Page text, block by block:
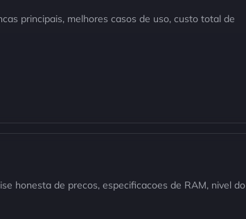
principais, melhores casos de uso, custo total de
honesta de precos, especificacoes de RAM, nivel do